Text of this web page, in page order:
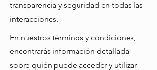
transparencia y seguridad en todas las
interacciones.
En nuestros términos y condiciones,
encontrarás información detallada
sobre quién puede acceder y utilizar